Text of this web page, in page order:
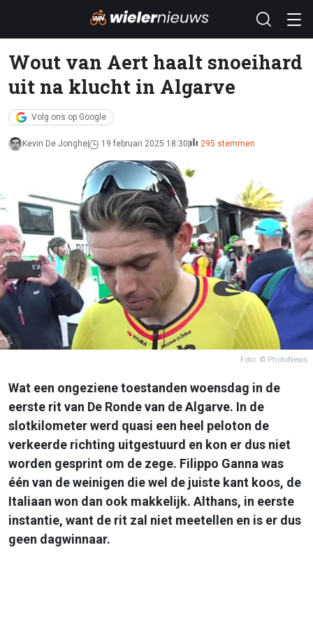
Wout van Aert haalt snoeihard
uit na klucht in Algarve
Volg ons op Google
Kevin De Jonghe 19 februari 2025 18:30 295 stemmen
Foto: © PhotoNews
Wat een ongeziene toestanden woensdag in de
eerste rit van De Ronde van de Algarve. In de
slotkilometer werd quasi een heel peloton de
verkeerde richting uitgestuurd en kon er dus niet
worden gesprint om de zege. Filippo Ganna was
één van de weinigen die wel de juiste kant koos, de
Italiaan won dan ook makkelijk. Althans, in eerste
instantie, want de rit zal niet meetellen en is er dus
geen dagwinnaar.